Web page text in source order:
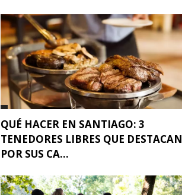
QUÉ HACER EN SANTIAGO: 3
TENEDORES LIBRES QUE DESTACAN
POR SUS CA...